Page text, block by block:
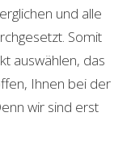
und alle
Somit
auswählen, das
Ihnen bei der
wir sind erst